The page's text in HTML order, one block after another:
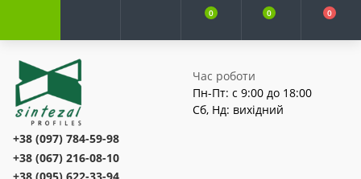
0 0 0
Час роботи
Пн-Пт: с 9:00 до 18:00
Сб, Нд: вихідний
+38 (097) 784-59-98
+38 (067) 216-08-10